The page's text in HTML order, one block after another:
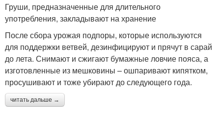
Груши, предназначенные для длительного
употребления, закладывают на хранение
После сбора урожая подпоры, которые используются
для поддержки ветвей, дезинфицируют и прячут в сарай
до лета. Снимают и сжигают бумажные ловчие пояса, а
изготовленные из мешковины – ошпаривают кипятком,
просушивают и тоже убирают до следующего года.
читать дальше →